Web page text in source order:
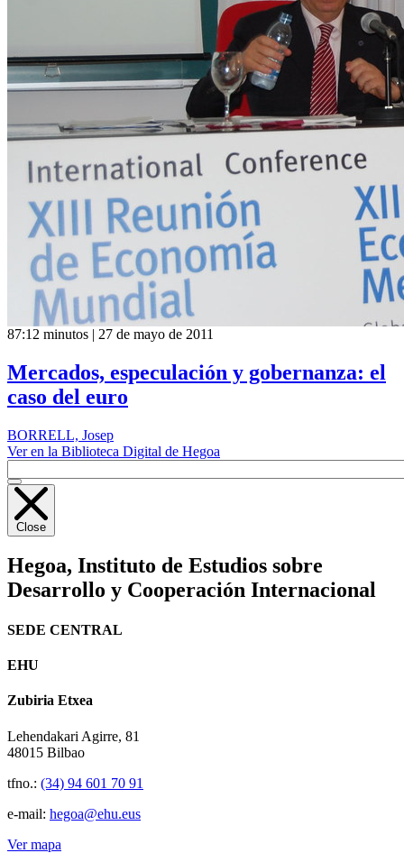
87:12 minutos | 27 de mayo de 2011
Mercados, especulación y gobernanza: el
caso del euro
BORRELL, Josep
Ver en la Biblioteca Digital de Hegoa
Close
Hegoa, Instituto de Estudios sobre
Desarrollo y Cooperación Internacional
SEDE CENTRAL
EHU
Zubiria Etxea
Lehendakari Agirre, 81
48015 Bilbao
tfno.: (34) 94 601 70 91
e-mail: hegoa@ehu.eus
Ver mapa